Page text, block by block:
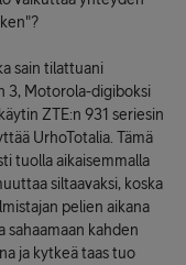
sain tilattuani
3, Motorola-digiboksi
ZTE:n 931 seriesin
UrhoTotalia. Tämä
tuolla aikaisemmalla
siltaavaksi, koska
pelien aikana
sahaamaan kahden
ja kytkeä taas tuo